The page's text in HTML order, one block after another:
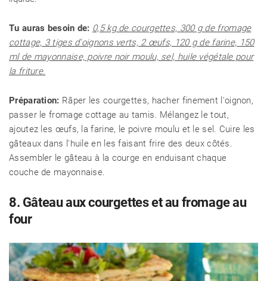
Tu auras besoin de: 0,5 kg de courgettes, 300 g de fromage
cottage, 3 tiges d'oignons verts, 2 œufs, 120 g de farine, 150
ml de mayonnaise, poivre noir moulu, sel, huile végétale pour
la friture.
Préparation: Râper les courgettes, hacher finement l'oignon,
passer le fromage cottage au tamis. Mélangez le tout,
ajoutez les œufs, la farine, le poivre moulu et le sel. Cuire les
gâteaux dans l'huile en les faisant frire des deux côtés.
Assembler le gâteau à la courge en enduisant chaque
couche de mayonnaise.
8. Gâteau aux courgettes et au fromage au
four